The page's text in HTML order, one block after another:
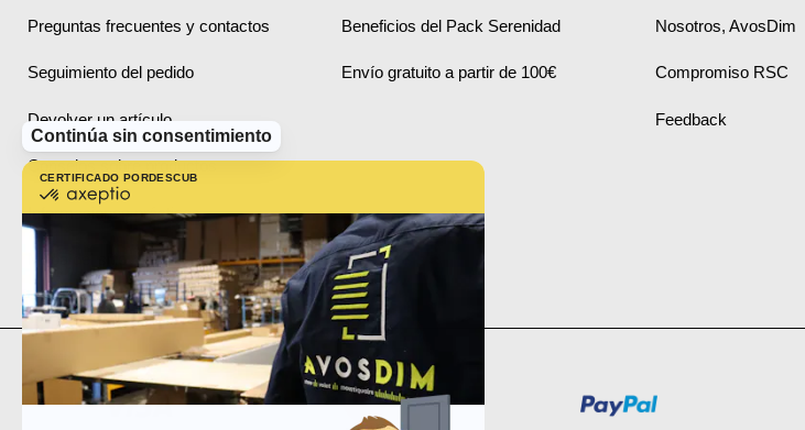
CERTIFICADO PORDESCUBRE MÁS SOBRE
Axeptio
-
Más
información
sobre
Axeptio
Continúa sin consentimiento
Preguntas frecuentes y contactos
Seguimiento del pedido
Devolver un artículo
Consejos sobre productos
Informaciones prácticas
Mapa del sitio
Beneficios del Pack Serenidad
Envío gratuito a partir de 100€
Nosotros, AvosDim
Compromiso RSC
Feedback